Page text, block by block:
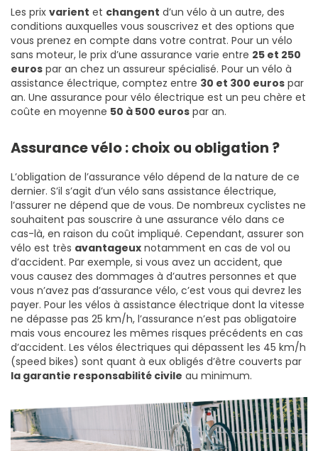
Les prix varient et changent d’un vélo à un autre, des
conditions auxquelles vous souscrivez et des options que
vous prenez en compte dans votre contrat. Pour un vélo
sans moteur, le prix d’une assurance varie entre 25 et 250
euros par an chez un assureur spécialisé. Pour un vélo à
assistance électrique, comptez entre 30 et 300 euros par
an. Une assurance pour vélo électrique est un peu chère et
coûte en moyenne 50 à 500 euros par an.
Assurance vélo : choix ou obligation ?
L’obligation de l’assurance vélo dépend de la nature de ce
dernier. S’il s’agit d’un vélo sans assistance électrique,
l’assurer ne dépend que de vous. De nombreux cyclistes ne
souhaitent pas souscrire à une assurance vélo dans ce
cas-là, en raison du coût impliqué. Cependant, assurer son
vélo est très avantageux notamment en cas de vol ou
d’accident. Par exemple, si vous avez un accident, que
vous causez des dommages à d’autres personnes et que
vous n’avez pas d’assurance vélo, c’est vous qui devrez les
payer. Pour les vélos à assistance électrique dont la vitesse
ne dépasse pas 25 km/h, l’assurance n’est pas obligatoire
mais vous encourez les mêmes risques précédents en cas
d’accident. Les vélos électriques qui dépassent les 45 km/h
(speed bikes) sont quant à eux obligés d’être couverts par
la garantie responsabilité civile au minimum.